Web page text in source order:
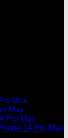
Max
Max
Pro Max
14 Pro Max